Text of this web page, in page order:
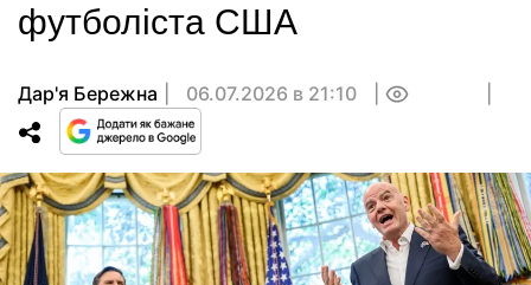
футболіста США
Дар'я Бережна 06.07.2026 в 21:10